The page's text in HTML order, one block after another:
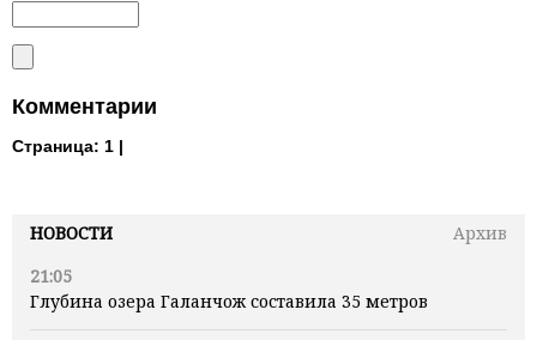
НОВОСТИ
Архив
21:05
Глубина озера Галанчож составила 35 метров
Комментарии
Страница: 1 |